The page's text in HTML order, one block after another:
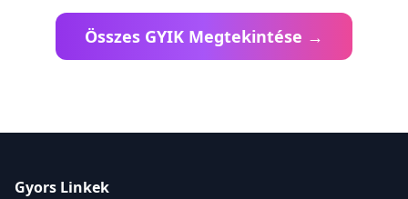
Összes GYIK Megtekintése →
Gyors Linkek